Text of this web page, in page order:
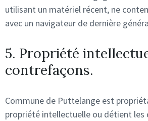
utilisant un matériel récent, ne
avec un navigateur de dernière
5. Propriété
contrefaçons.
Commune de Puttelange est
propriété intellectuelle ou détient les